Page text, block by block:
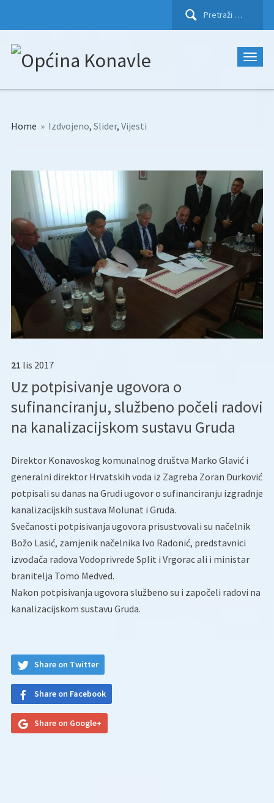
Pretraži:
Home » Izdvojeno, Slider, Vijesti
21 lis 2017
Uz potpisivanje ugovora o
sufinanciranju, službeno počeli radovi
na kanalizacijskom sustavu Gruda
Direktor Konavoskog komunalnog društva Marko Glavić i
generalni direktor Hrvatskih voda iz Zagreba Zoran Đurković
potpisali su danas na Grudi ugovor o sufinanciranju izgradnje
kanalizacijskih sustava Molunat i Gruda.
Svečanosti potpisivanja ugovora prisustvovali su načelnik
Božo Lasić, zamjenik načelnika Ivo Radonić, predstavnici
izvođača radova Vodoprivrede Split i Vrgorac ali i ministar
branitelja Tomo Medved.
Nakon potpisivanja ugovora službeno su i započeli radovi na
kanalizacijskom sustavu Gruda.
Share on Twitter
Share on Facebook
Share on Google+